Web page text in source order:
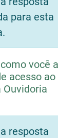
para esta
você
acesso
Ouvidoria
resposta